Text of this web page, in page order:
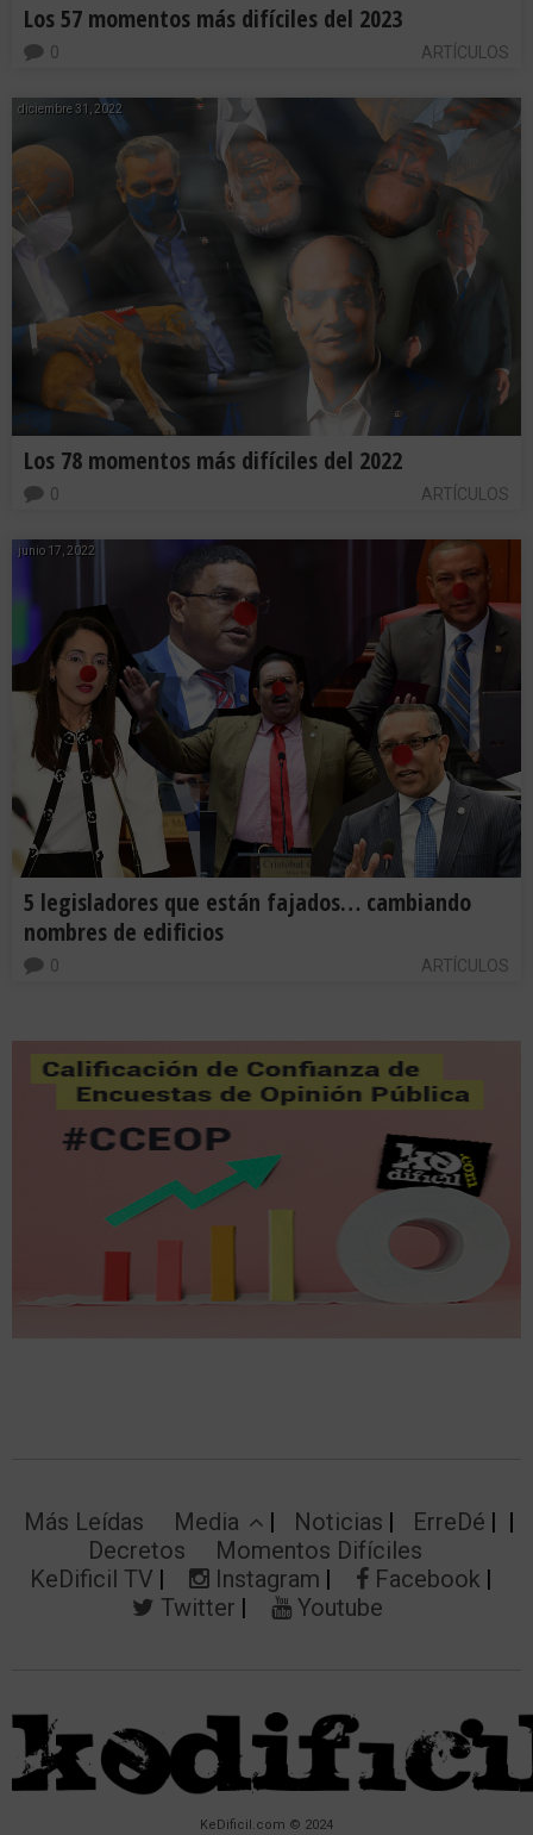
Los 57 momentos más difíciles del 2023
ARTÍCULOS
0
diciembre 31, 2022
Los 78 momentos más difíciles del 2022
ARTÍCULOS
0
junio 17, 2022
5 legisladores que están fajados… cambiando
nombres de edificios
ARTÍCULOS
0
Más Leídas Media Noticias
ErreDé
Decretos
Momentos Difíciles
KeDificil TV
Instagram
Facebook
Twitter
Youtube
KeDificil.com © 2024